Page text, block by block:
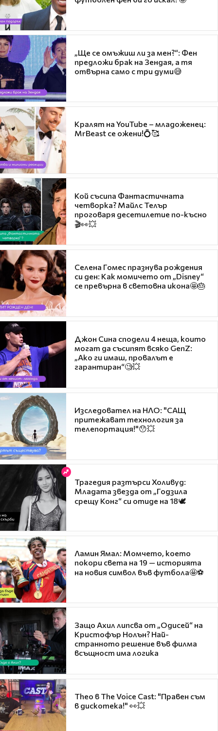
„Ще се омъжиш ли за мен?“: Фен
предложи брак на Зендая, а тя
отвърна само с три думи😅
Кралят на YouTube – младоженец:
MrBeast се ожени!💍🥰
Кой съсипа Фантастичната
четворка? Майлс Телър
проговаря десетилетие по-късно
🎬👀💥
Селена Гомес празнува рождения
си ден: Как момичето от „Disney“
се превърна в световна икона🤩🎂
Джон Сина сподели 4 неща, които
могат да съсипят всяко GenZ:
„Ако ги имаш, провалът е
гарантиран“🧐💥
Изследовател на НЛО: "САЩ
притежават технология за
телепортация!"😯💥
Трагедия разтърси Холивуд:
Младата звезда от „Годзила
срещу Конг“ си отиде на 18🕊️
Ламин Ямал: Момчето, което
покори света на 19 — историята
на новия символ във футбола🤩⚽
Защо Ахил липсва от „Одисей“ на
Кристофър Нолън? Най-
странното решение във филма
всъщност има логика
Theo в The Voice Cast: "Правен съм
в дискотека!" 👀💥